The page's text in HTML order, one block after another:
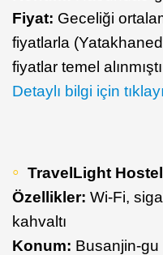
Fiyat: Geceliği
fiyatlarla
fiyatlar temel
Detaylı bilgi için
TravelLight Hostel
Özellikler: Wi-Fi,
kahvaltı
Konum: Busanjin-gu